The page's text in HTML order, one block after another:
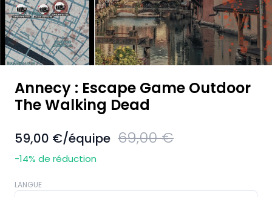
Annecy : Escape Game Outdoor
The Walking Dead
59,00 €/équipe 69,00 €
-14% de réduction
LANGUE